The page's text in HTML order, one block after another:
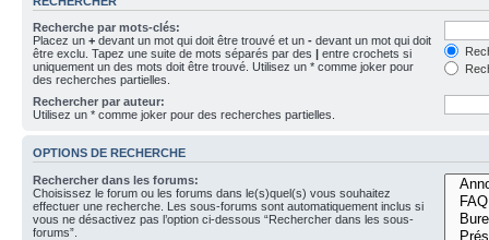
Recherche par mots-clés:
Placez un + devant un mot qui doit être trouvé et un - devant un mot qui doit
être exclu. Tapez une suite de mots séparés par des | entre crochets si
uniquement un des mots doit être trouvé. Utilisez un * comme joker pour
des recherches partielles.
Rechercher par auteur:
Utilisez un * comme joker pour des recherches partielles.
OPTIONS DE RECHERCHE
Rechercher dans les forums:
Choisissez le forum ou les forums dans le(s)quel(s) vous souhaitez
effectuer une recherche. Les sous-forums sont automatiquement inclus si
vous ne désactivez pas l’option ci-dessous “Rechercher dans les sous-
forums”.